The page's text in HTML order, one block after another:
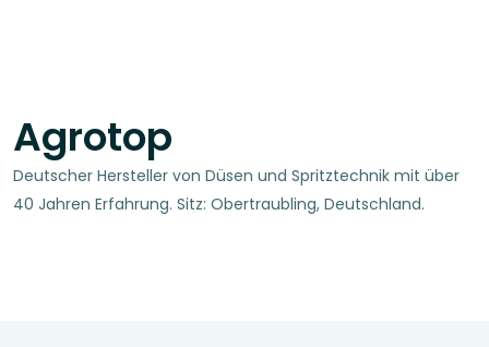
Agrotop
Deutscher Hersteller von Düsen und Spritztechnik mit über
40 Jahren Erfahrung. Sitz: Obertraubling, Deutschland.